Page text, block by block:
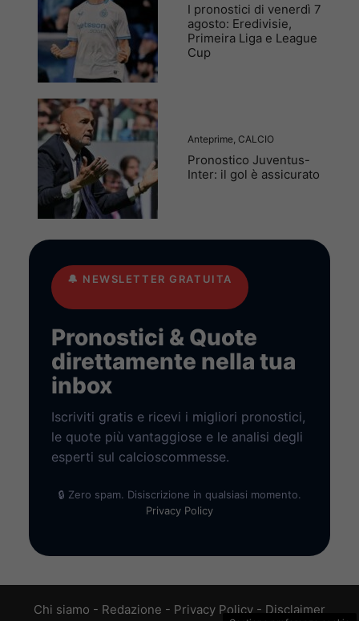
I pronostici di venerdì 7
agosto: Eredivisie,
Primeira Liga e League
Cup
Anteprime CALCIO
Pronostico Juventus-
Inter: il gol è assicurato
🔔 NEWSLETTER GRATUITA
Pronostici & Quote
direttamente nella tua
inbox
Iscriviti gratis e ricevi i migliori pronostici,
le quote più vantaggiose e le analisi degli
esperti sul calcioscommesse.
🔒 Zero spam. Disiscrizione in qualsiasi momento.
Privacy Policy
Chi siamo - Redazione - Privacy Policy - Disclaimer